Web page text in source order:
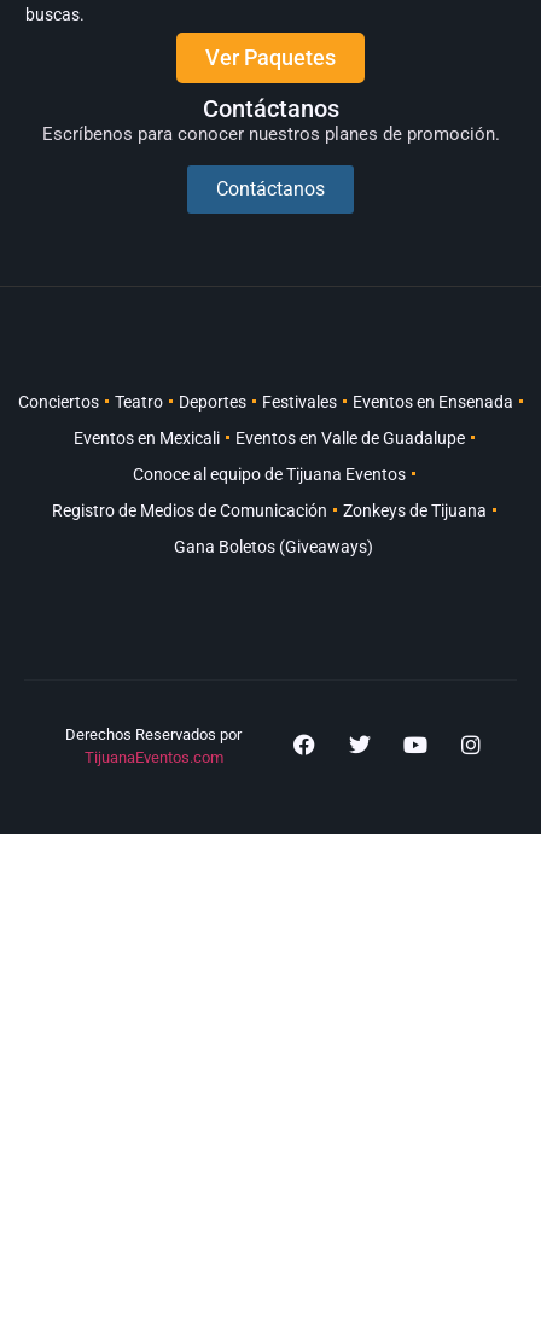
buscas.
Ver Paquetes
Contáctanos
Escríbenos para conocer nuestros planes de promoción.
Contáctanos
Conciertos Teatro Deportes Festivales
Eventos en Ensenada
Eventos en Mexicali
Eventos en Valle de Guadalupe
Conoce al equipo de Tijuana Eventos
Registro de Medios de Comunicación
Zonkeys de Tijuana
Gana Boletos (Giveaways)
Derechos Reservados por
TijuanaEventos.com